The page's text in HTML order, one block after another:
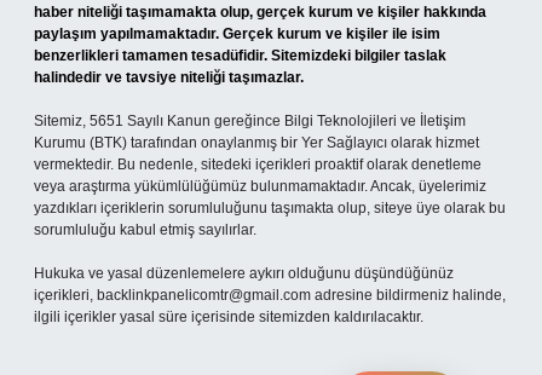
haber niteliği taşımamakta olup, gerçek kurum ve kişiler hakkında
paylaşım yapılmamaktadır. Gerçek kurum ve kişiler ile isim
benzerlikleri tamamen tesadüfidir. Sitemizdeki bilgiler taslak
halindedir ve tavsiye niteliği taşımazlar.
Sitemiz, 5651 Sayılı Kanun gereğince Bilgi Teknolojileri ve İletişim
Kurumu (BTK) tarafından onaylanmış bir Yer Sağlayıcı olarak hizmet
vermektedir. Bu nedenle, sitedeki içerikleri proaktif olarak denetleme
veya araştırma yükümlülüğümüz bulunmamaktadır. Ancak, üyelerimiz
yazdıkları içeriklerin sorumluluğunu taşımakta olup, siteye üye olarak bu
sorumluluğu kabul etmiş sayılırlar.
Hukuka ve yasal düzenlemelere aykırı olduğunu düşündüğünüz
içerikleri, backlinkpanelicomtr@gmail.com adresine bildirmeniz halinde,
ilgili içerikler yasal süre içerisinde sitemizden kaldırılacaktır.